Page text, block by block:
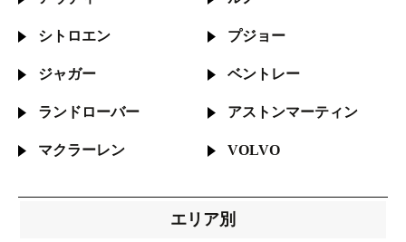
シトロエン プジョー
ジャガー ベントレー
ランドローバー アストンマーティン
マクラーレン VOLVO
エリア別